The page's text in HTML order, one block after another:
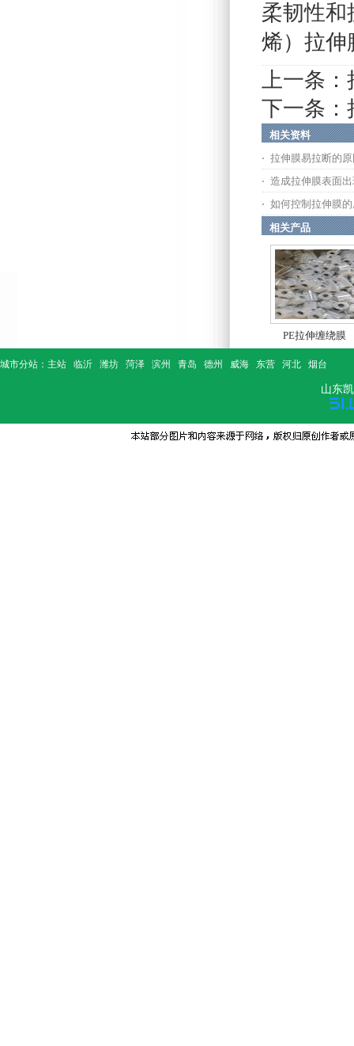
柔韧性和
烯）拉伸
上一条：
下一条：
相关资料
拉伸膜易拉断的原
造成拉伸膜表面
如何控制拉伸膜
相关产品
PE拉伸缠绕膜
城市分站： 主站 临沂 潍坊 菏泽 滨州 青岛 德州 威海 东营 河北 烟台
山东